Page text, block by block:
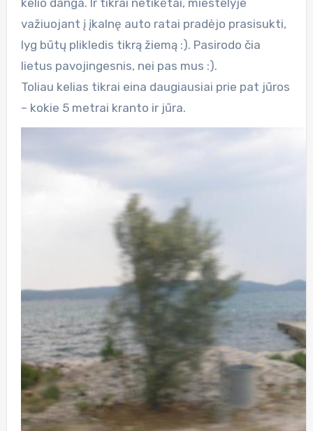
važiuojant į įkalnę auto ratai pradėjo prasisukti,
lyg būtų plikledis tikrą žiemą :). Pasirodo čia
lietus pavojingesnis, nei pas mus :).
Toliau kelias tikrai eina daugiausiai prie pat jūros
– kokie 5 metrai kranto ir jūra.